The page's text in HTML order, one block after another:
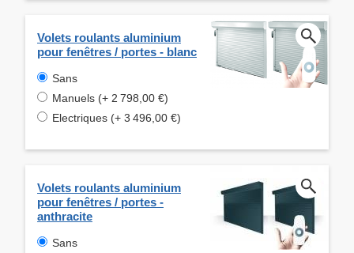
Volets roulants aluminium
pour fenêtres / portes - blanc
Sans
Manuels (+ 2 798,00 €)
Electriques (+ 3 496,00 €)
Volets roulants aluminium
pour fenêtres / portes -
anthracite
Sans